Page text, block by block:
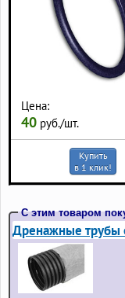
Цена:
40 руб./шт.
Купить
в 1 клик!
С этим товаром
Дренажные трубы